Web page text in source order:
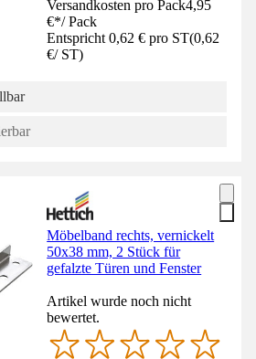
Versandkosten pro Pack4,95
€*/ Pack
Entspricht 0,62 € pro ST(0,62
€/ ST)
Möbelband rechts, vernickelt
50x38 mm, 2 Stück für
gefalzte Türen und Fenster
Artikel wurde noch nicht
bewertet.